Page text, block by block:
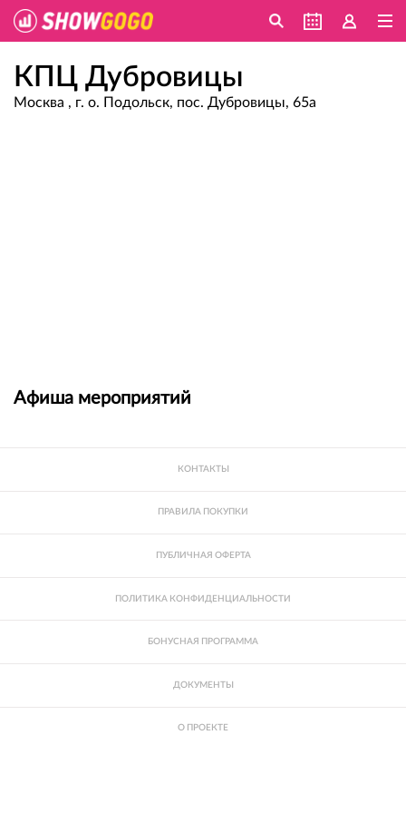
КПЦ Дубровицы
Москва , г. о. Подольск, пос. Дубровицы, 65а
Афиша мероприятий
КОНТАКТЫ
ПРАВИЛА ПОКУПКИ
ПУБЛИЧНАЯ ОФЕРТА
ПОЛИТИКА КОНФИДЕНЦИАЛЬНОСТИ
БОНУСНАЯ ПРОГРАММА
ДОКУМЕНТЫ
О ПРОЕКТЕ